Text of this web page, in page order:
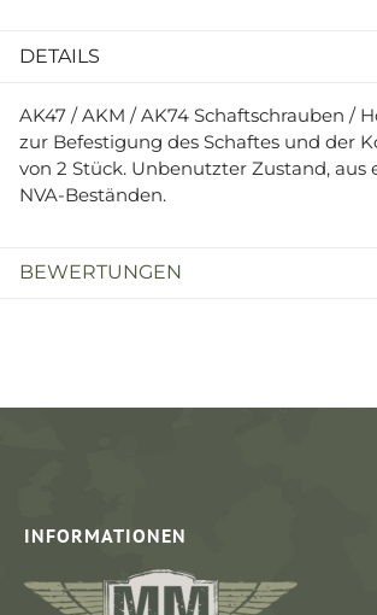
DETAILS
AK47 / AKM / AK74 Schaftschrauben /
zur Befestigung des Schaftes und der
von 2 Stück. Unbenutzter Zustand, aus
NVA-Beständen.
BEWERTUNGEN
INFORMATIONEN